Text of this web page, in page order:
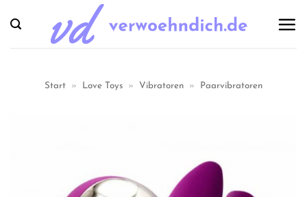
Inhalt
springen
Start » Love Toys » Vibratoren » Paarvibratoren